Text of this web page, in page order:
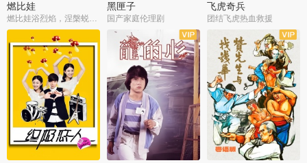
燃比娃
燃比娃浴烈焰，涅槃蜕变成人
黑匣子
国产家庭伦理剧
飞虎奇兵
团结飞虎热血救援